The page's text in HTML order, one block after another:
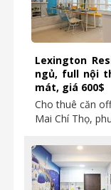
Lexington
ngủ, full nội
mát, giá 600$
Cho thuê căn
Mai Chí Thọ,